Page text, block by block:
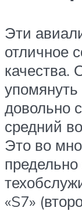
Эти
отличное
качества.
довольно
средний
Это во
«S7»